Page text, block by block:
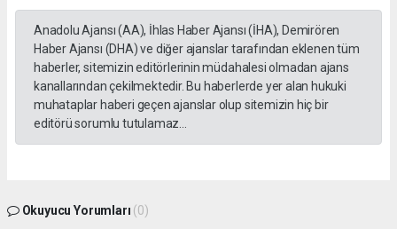
Anadolu Ajansı (AA), İhlas Haber Ajansı (İHA), Demirören
Haber Ajansı (DHA) ve diğer ajanslar tarafından eklenen tüm
haberler, sitemizin editörlerinin müdahalesi olmadan ajans
kanallarından çekilmektedir. Bu haberlerde yer alan hukuki
muhataplar haberi geçen ajanslar olup sitemizin hiç bir
editörü sorumlu tutulamaz...
Okuyucu Yorumları (0)